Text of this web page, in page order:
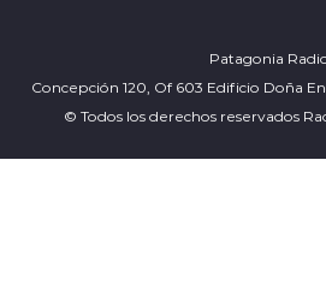
Patagonia
Concepción 120, Of 603 Edificio Doña
© Todos los derechos reservados